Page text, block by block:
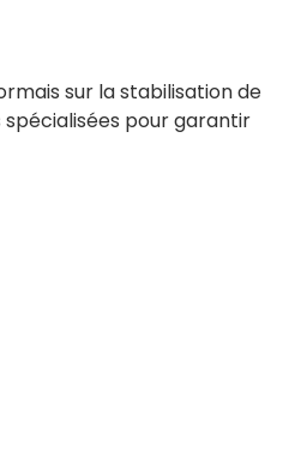
sur la stabilisation de
pour garantir